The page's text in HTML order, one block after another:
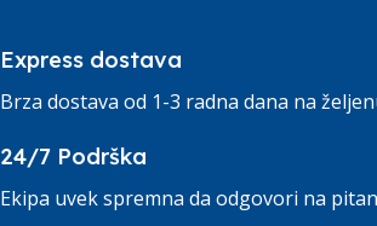
Express dostava
Brza dostava od 1-3 radna dana na
24/7 Podrška
Ekipa uvek spremna da odgovori na